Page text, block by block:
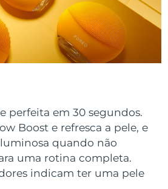
perfeita em 30 segundos.
Boost e refresca a pele, e
quando não
uma rotina completa.
indicam ter uma pele
Entrega prevista 8/10/26
Entrega prevista8/10/26
Entrega prevista 8/11/26
Entrega prevista8/11/26